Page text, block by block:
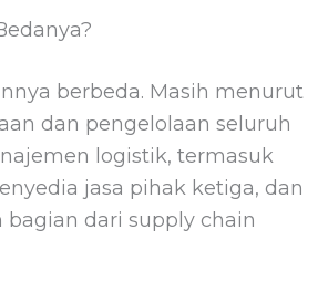
berbeda. Masih menurut
dan pengelolaan seluruh
logistik, termasuk
jasa pihak ketiga, dan
dari supply chain